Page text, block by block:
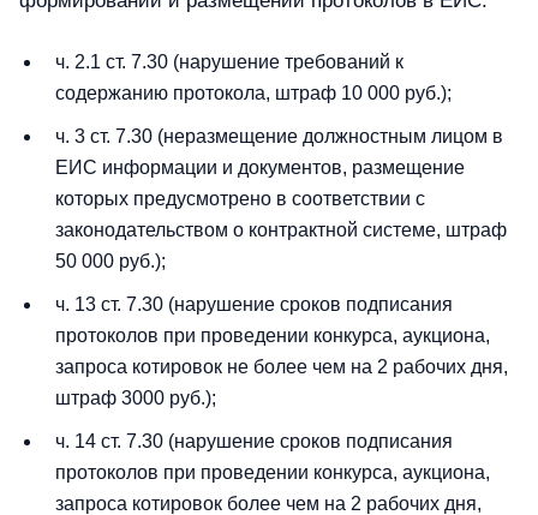
ч. 2.1 ст. 7.30 (нарушение требований к
содержанию протокола, штраф 10 000 руб.);
ч. 3 ст. 7.30 (неразмещение должностным лицом в
ЕИС информации и документов, размещение
которых предусмотрено в соответствии с
законодательством о контрактной системе, штраф
50 000 руб.);
ч. 13 ст. 7.30 (нарушение сроков подписания
протоколов при проведении конкурса, аукциона,
запроса котировок не более чем на 2 рабочих дня,
штраф 3000 руб.);
ч. 14 ст. 7.30 (нарушение сроков подписания
протоколов при проведении конкурса, аукциона,
запроса котировок более чем на 2 рабочих дня,